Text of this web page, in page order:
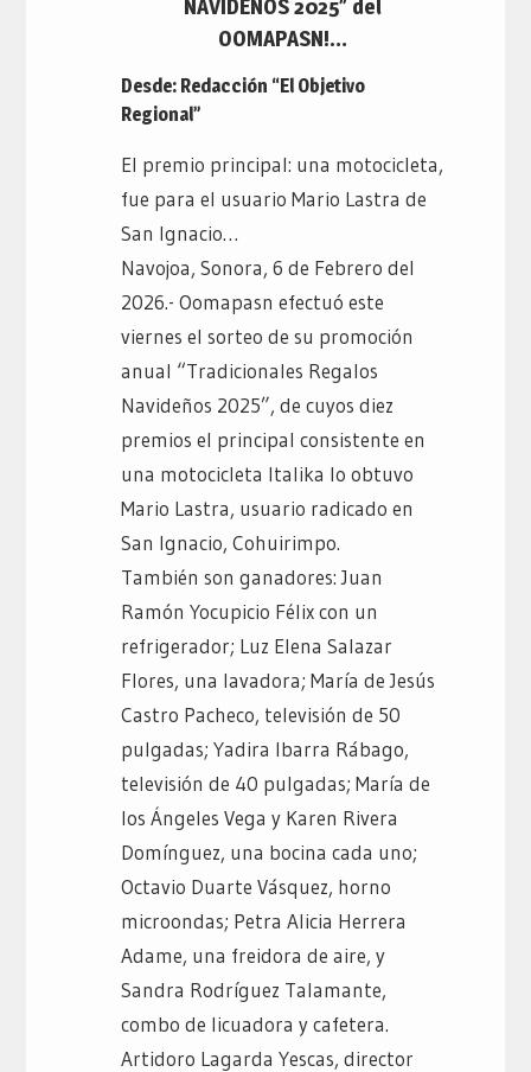
NAVIDEÑOS 2025” del
OOMAPASN!…
Desde: Redacción “El Objetivo
Regional”
El premio principal: una motocicleta,
fue para el usuario Mario Lastra de
San Ignacio…
Navojoa, Sonora, 6 de Febrero del
2026.- Oomapasn efectuó este
viernes el sorteo de su promoción
anual “Tradicionales Regalos
Navideños 2025”, de cuyos diez
premios el principal consistente en
una motocicleta Italika lo obtuvo
Mario Lastra, usuario radicado en
San Ignacio, Cohuirimpo.
También son ganadores: Juan
Ramón Yocupicio Félix con un
refrigerador; Luz Elena Salazar
Flores, una lavadora; María de Jesús
Castro Pacheco, televisión de 50
pulgadas; Yadira Ibarra Rábago,
televisión de 40 pulgadas; María de
los Ángeles Vega y Karen Rivera
Domínguez, una bocina cada uno;
Octavio Duarte Vásquez, horno
microondas; Petra Alicia Herrera
Adame, una freidora de aire, y
Sandra Rodríguez Talamante,
combo de licuadora y cafetera.
Artidoro Lagarda Yescas, director